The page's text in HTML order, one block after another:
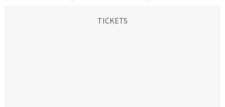
TICKETS